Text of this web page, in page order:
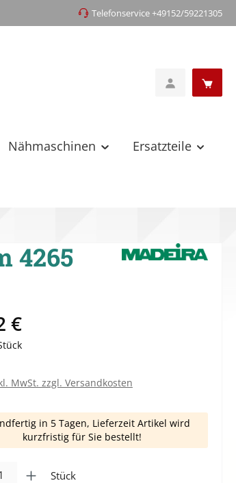
Telefonservice +49152/59221305
Nähmaschinen Ersatzteile
4265
€
MwSt. zzgl. Versandkosten
in 5 Tagen, Lieferzeit Artikel wird
kurzfristig für Sie bestellt!
Stück